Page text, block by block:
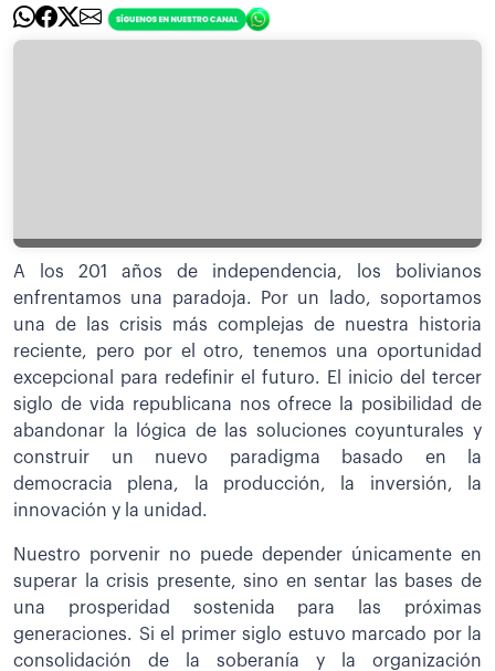
A los 201 años de independencia, los bolivianos
enfrentamos una paradoja. Por un lado, soportamos
una de las crisis más complejas de nuestra historia
reciente, pero por el otro, tenemos una oportunidad
excepcional para redefinir el futuro. El inicio del tercer
siglo de vida republicana nos ofrece la posibilidad de
abandonar la lógica de las soluciones coyunturales y
construir un nuevo paradigma basado en la
democracia plena, la producción, la inversión, la
innovación y la unidad.
Nuestro porvenir no puede depender únicamente en
superar la crisis presente, sino en sentar las bases de
una prosperidad sostenida para las próximas
generaciones. Si el primer siglo estuvo marcado por la
consolidación de la soberanía y la organización